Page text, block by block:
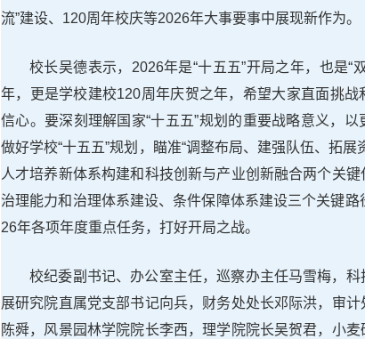
流”建设、120周年校庆等2026年大事要事中展现新作为。
校长吴德表示，2026年是“十五五”开局之年，也是“
年，更是学校建校120周年庆贺之年，希望大家直面挑
信心。要深刻理解国家“十五五”规划的重要战略意义，
做好学校“十五五”规划，瞄准“调整布局、建强队伍、拓
人才培养新体系构建和科技创新与产业创新融合两个关
治理能力和治理体系建设、条件保障体系建设三个关键
26年各项年度重点任务，打好开局之战。
校纪委副书记、办公室主任，巡察办主任马雪梅，
展研究院直属党支部书记向兵，财务处处长邓际洪，审
陈舜，风景园林学院院长李西，理学院院长吴贺君，小